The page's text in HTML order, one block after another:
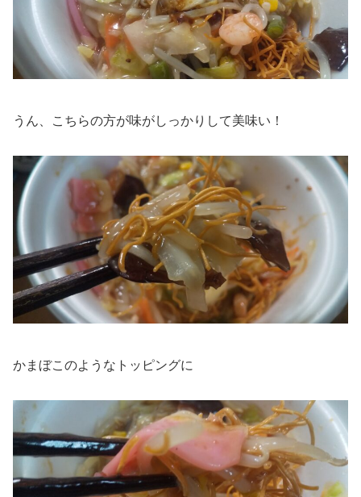
うん、こちらの方が味がしっかりして美味い！
かまぼこのようなトッピングに